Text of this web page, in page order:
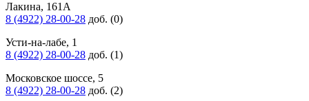
Лакина, 161А
8 (4922) 28-00-28 доб. (0)
Усти-на-лабе, 1
8 (4922) 28-00-28 доб. (1)
Московское шоссе, 5
8 (4922) 28-00-28 доб. (2)